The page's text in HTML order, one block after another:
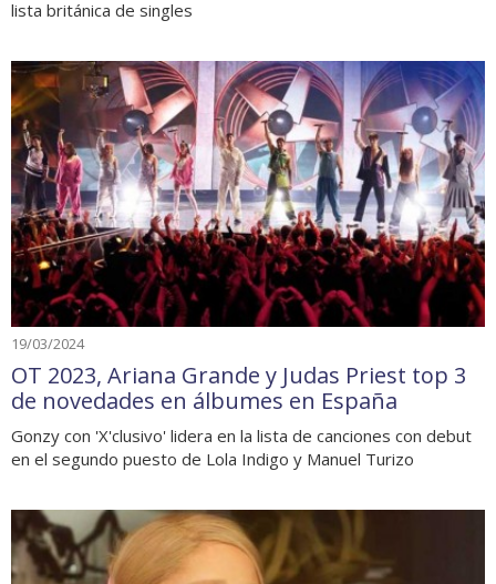
lista británica de singles
19/03/2024
OT 2023, Ariana Grande y Judas Priest top 3
de novedades en álbumes en España
Gonzy con 'X'clusivo' lidera en la lista de canciones con debut
en el segundo puesto de Lola Indigo y Manuel Turizo